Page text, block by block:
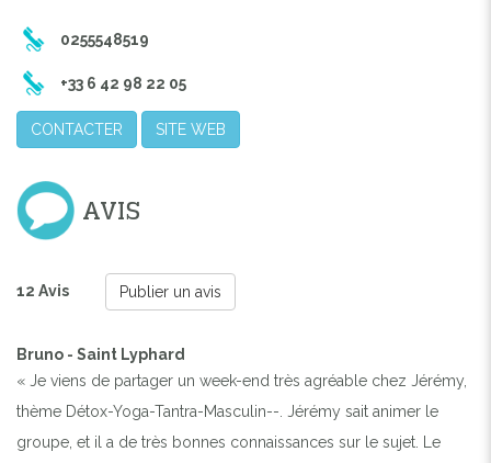
0255548519
+33 6 42 98 22 05
CONTACTER SITE WEB
AVIS
12 Avis Publier un avis
Bruno - Saint Lyphard
« Je viens de partager un week-end très agréable chez Jérémy,
thème Détox-Yoga-Tantra-Masculin--. Jérémy sait animer le
groupe, et il a de très bonnes connaissances sur le sujet. Le